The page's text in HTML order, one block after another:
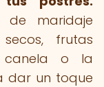
de maridaje
frutas
canela o la
dar un toque